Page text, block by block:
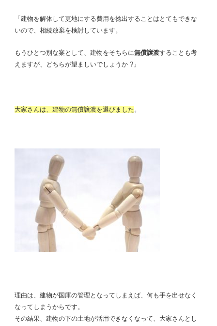
「建物を解体して更地にする費用を捻出することはとてもできな
いので、相続放棄を検討しています。
もうひとつ別な案として、建物をそちらに無償譲渡することも考
えますが、どちらが望ましいでしょうか ?」
大家さんは、建物の無償譲渡を選びました。
理由は、建物が国庫の管理となってしまえば、何も手を出せなく
なってしまうからです。
その結果、建物の下の土地が活用できなくなって、大家さんとし